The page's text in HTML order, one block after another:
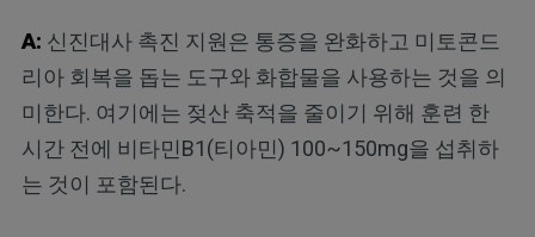
A: 신진대사 촉진 지원은 통증을 완화하고 미토콘드
리아 회복을 돕는 도구와 화합물을 사용하는 것을 의
미한다. 여기에는 젖산 축적을 줄이기 위해 훈련 한
시간 전에 비타민B1(티아민) 100~150mg을 섭취하
는 것이 포함된다.